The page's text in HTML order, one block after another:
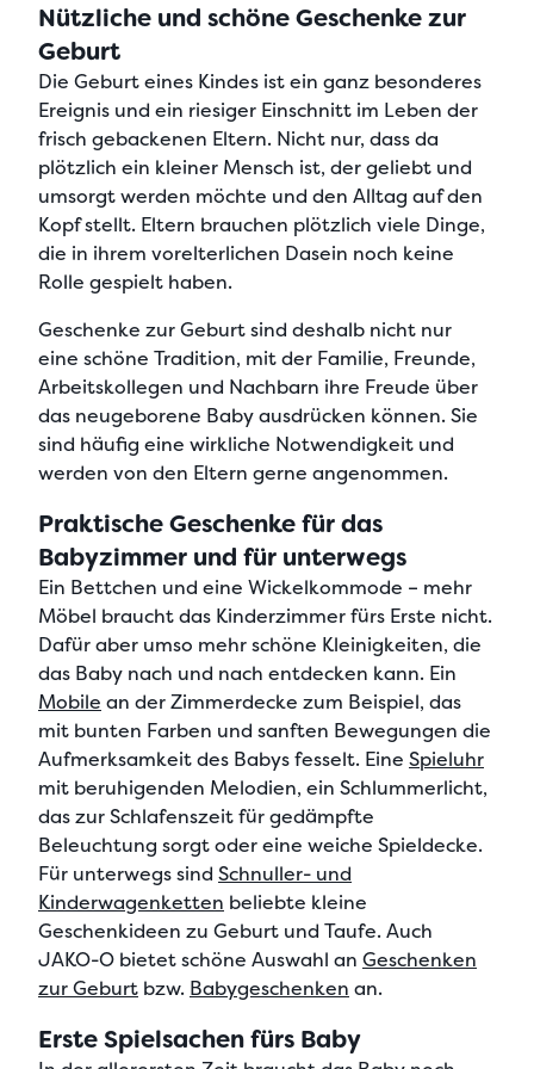
Nützliche und schöne Geschenke zur
Geburt
Die Geburt eines Kindes ist ein ganz besonderes
Ereignis und ein riesiger Einschnitt im Leben der
frisch gebackenen Eltern. Nicht nur, dass da
plötzlich ein kleiner Mensch ist, der geliebt und
umsorgt werden möchte und den Alltag auf den
Kopf stellt. Eltern brauchen plötzlich viele Dinge,
die in ihrem vorelterlichen Dasein noch keine
Rolle gespielt haben.
Geschenke zur Geburt sind deshalb nicht nur
eine schöne Tradition, mit der Familie, Freunde,
Arbeitskollegen und Nachbarn ihre Freude über
das neugeborene Baby ausdrücken können. Sie
sind häufig eine wirkliche Notwendigkeit und
werden von den Eltern gerne angenommen.
Praktische Geschenke für das
Babyzimmer und für unterwegs
Ein Bettchen und eine Wickelkommode – mehr
Möbel braucht das Kinderzimmer fürs Erste nicht.
Dafür aber umso mehr schöne Kleinigkeiten, die
das Baby nach und nach entdecken kann. Ein
Mobile an der Zimmerdecke zum Beispiel, das
mit bunten Farben und sanften Bewegungen die
Aufmerksamkeit des Babys fesselt. Eine Spieluhr
mit beruhigenden Melodien, ein Schlummerlicht,
das zur Schlafenszeit für gedämpfte
Beleuchtung sorgt oder eine weiche Spieldecke.
Für unterwegs sind Schnuller- und
Kinderwagenketten beliebte kleine
Geschenkideen zu Geburt und Taufe. Auch
JAKO-O bietet schöne Auswahl an Geschenken
zur Geburt bzw. Babygeschenken an.
Erste Spielsachen fürs Baby